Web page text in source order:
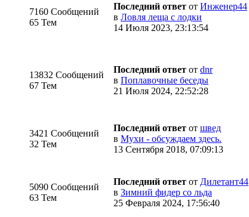
7160 Сообщений
65 Тем
Последний ответ от Инженер44
в Ловля леща с лодки
14 Июля 2023, 23:13:54
13832 Сообщений
67 Тем
Последний ответ от dnr
в Поплавочные беседы
21 Июля 2024, 22:52:28
3421 Сообщений
32 Тем
Последний ответ от швед
в Мухи - обсуждаем здесь.
13 Сентября 2018, 07:09:13
5090 Сообщений
63 Тем
Последний ответ от Дилетант44
в Зимний фидер со льда
25 Февраля 2024, 17:56:40